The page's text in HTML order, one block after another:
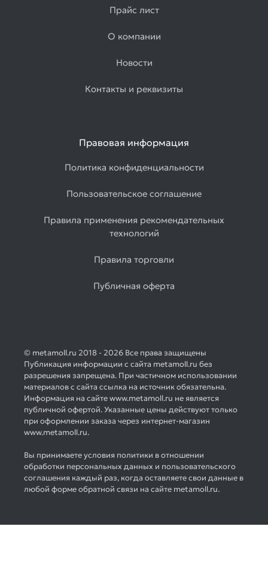
Прайс лист
О компании
Новости
Контакты и реквизиты
Правовая информация
Политика конфиденциальности
Пользовательское соглашение
Правила применения рекомендательных
технологий
Правила торговли
Публичная оферта
© metamoll.ru 2018 - 2026 Все права защищены
Публикация информации с сайта metamoll.ru без
разрешения запрещена. При частичном использовании
материалов с сайта ссылка на источник обязательна.
Информация на сайте www.metamoll.ru не является
публичной офертой. Указанные цены действуют только
при оформлении заказа через интернет-магазин
www.metamoll.ru.
Вы принимаете условия политики в отношении
обработки персональных данных и пользовательского
соглашения каждый раз, когда оставляете свои данные в
любой форме обратной связи на сайте metamoll.ru.